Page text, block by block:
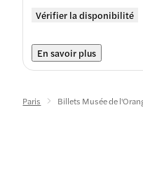
Vérifier la disponibilité
En savoir plus
Paris Billets Musée de